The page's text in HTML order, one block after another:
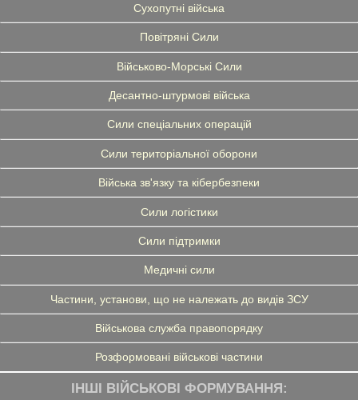
Сухопутні війська
Повітряні Сили
Військово-Морські Сили
Десантно-штурмові війська
Сили спеціальних операцій
Сили територіальної оборони
Війська зв'язку та кібербезпеки
Сили логістики
Сили підтримки
Медичні сили
Частини, установи, що не належать до видів ЗСУ
Військова служба правопорядку
Розформовані військові частини
ІНШІ ВІЙСЬКОВІ ФОРМУВАННЯ: